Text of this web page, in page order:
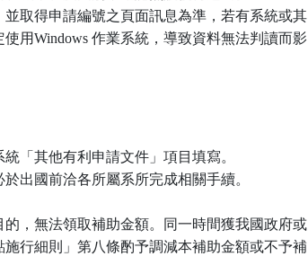
取得申請編號之頁面訊息為準，若有系統或其
用Windows 作業系統，導致資料無法判讀而影
「其他有利申請文件」項目填寫。
出國前洽各所屬系所完成相關手續。
，無法領取補助金額。同一時間獲我國政府或
行細則」第八條酌予調減本補助金額或不予補